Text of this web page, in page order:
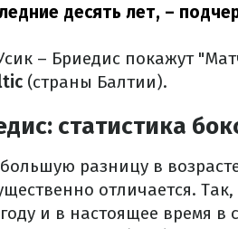
десять лет, –
– Бриедис покажут
(страны Балтии).
статистика
разницу в
отличается.
и в настоящее время в